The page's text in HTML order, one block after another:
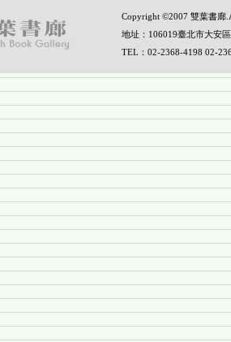
Copyright ©2007 雙葉書廊
地址：106019臺北市大安
TEL：02-2368-4198 02-